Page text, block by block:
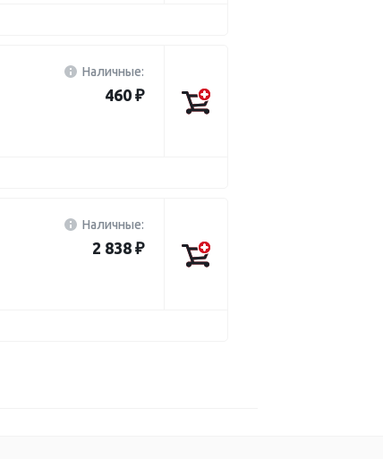
Наличные:
460 ₽
Наличные:
2 838 ₽